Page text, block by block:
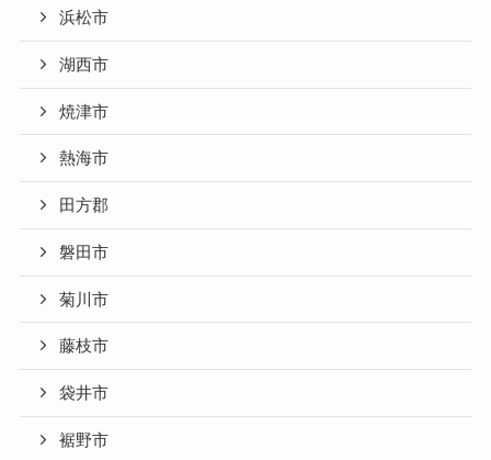
浜松市
湖西市
焼津市
熱海市
田方郡
磐田市
菊川市
藤枝市
袋井市
裾野市